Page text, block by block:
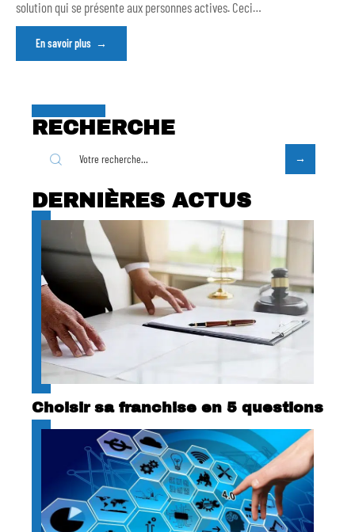
solution qui se présente aux personnes actives. Ceci…
En savoir plus
RECHERCHE
DERNIÈRES ACTUS
Choisir sa franchise en 5 questions